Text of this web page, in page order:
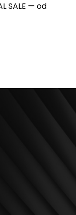
SALE — od